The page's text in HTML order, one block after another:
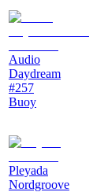
Audio
Daydream
#257
Buoy
Pleyada
Nordgroove